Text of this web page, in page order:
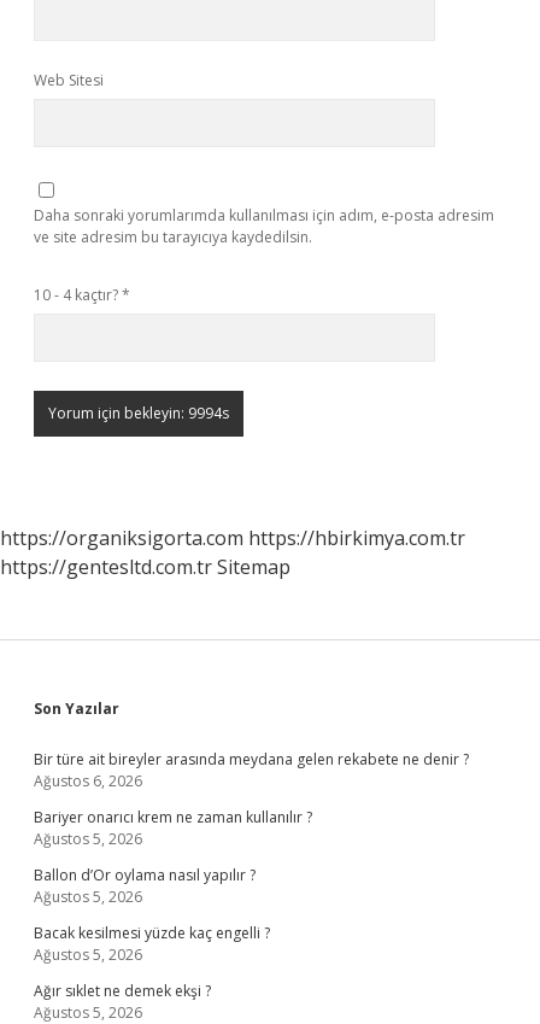
Web Sitesi
Daha sonraki yorumlarımda kullanılması için adım, e-posta adresim
ve site adresim bu tarayıcıya kaydedilsin.
10 - 4 kaçtır?*
https://organiksigorta.com https://hbirkimya.com.tr
https://gentesltd.com.trSitemap
Sidebar
Son Yazılar
Bir türe ait bireyler arasında meydana gelen rekabete ne denir ?
Ağustos 6, 2026
Bariyer onarıcı krem ne zaman kullanılır ?
Ağustos 5, 2026
Ballon d’Or oylama nasıl yapılır ?
Ağustos 5, 2026
Bacak kesilmesi yüzde kaç engelli ?
Ağustos 5, 2026
Ağır sıklet ne demek ekşi ?
Ağustos 5, 2026